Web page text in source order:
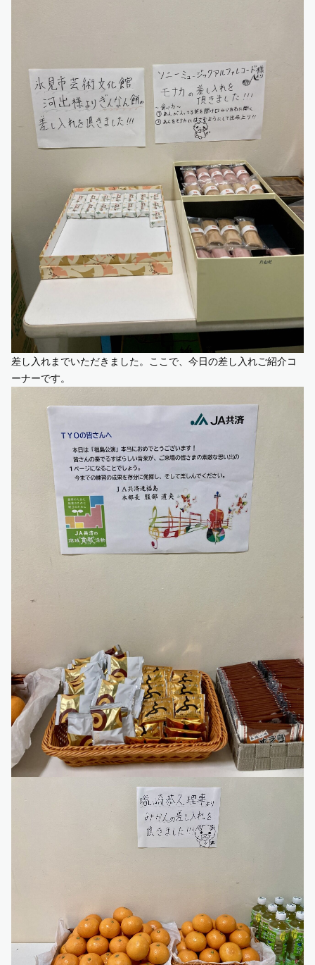
差し入れまでいただきました。ここで、今日の差し入れご紹介コ
ーナーです。